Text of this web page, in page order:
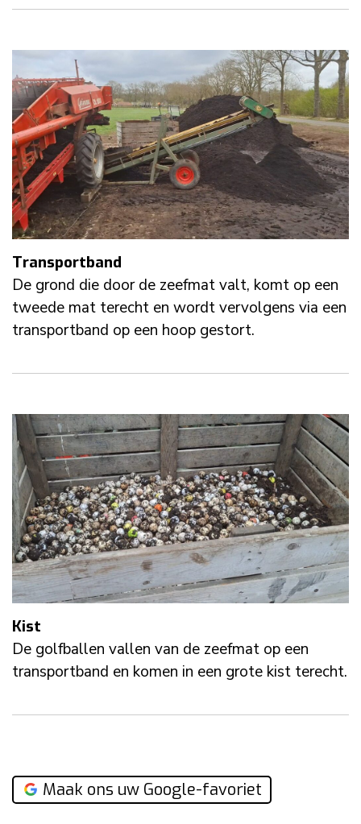
Transportband
De grond die door de zeefmat valt, komt op een
tweede mat terecht en wordt vervolgens via een
transportband op een hoop gestort.
Kist
De golfballen vallen van de zeefmat op een
transportband en komen in een grote kist terecht.
Maak ons uw Google-favoriet